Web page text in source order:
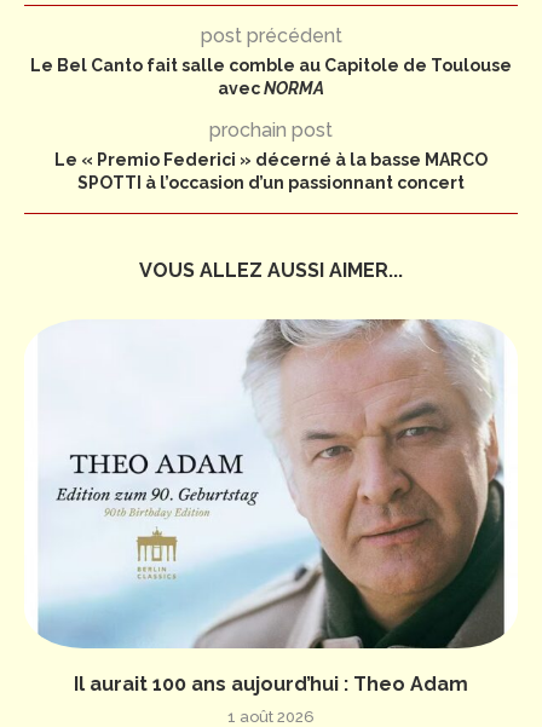
post précédent
Le Bel Canto fait salle comble au Capitole de Toulouse
avecNORMA
prochain post
Le « Premio Federici » décerné à la basse MARCO
SPOTTI à l’occasion d’un passionnant concert
VOUS ALLEZ AUSSI AIMER...
Il aurait 100 ans aujourd’hui : Theo Adam
1 août 2026